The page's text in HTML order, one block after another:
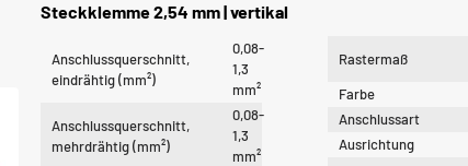
Steckklemme 2,54 mm | vertikal
Anschlussquerschnitt,
eindrähtig (mm²)
0,08-
1,3
mm²
Anschlussquerschnitt,
mehrdrähtig (mm²)
0,08-
1,3
mm²
Rastermaß
Farbe
Anschlussart
Ausrichtung